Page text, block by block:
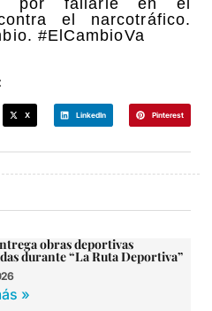
por fallarle en el
el narcotráfico.
#ElCambioVa
X LinkedIn Pinterest
obras deportivas
durante “La Ruta Deportiva”
»